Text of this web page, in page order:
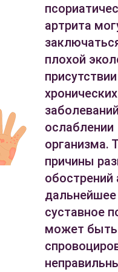
артрита
плохой
присутствии
хронических
ослаблении
организма.
причины
обострений
дальнейшее
суставное
может быть